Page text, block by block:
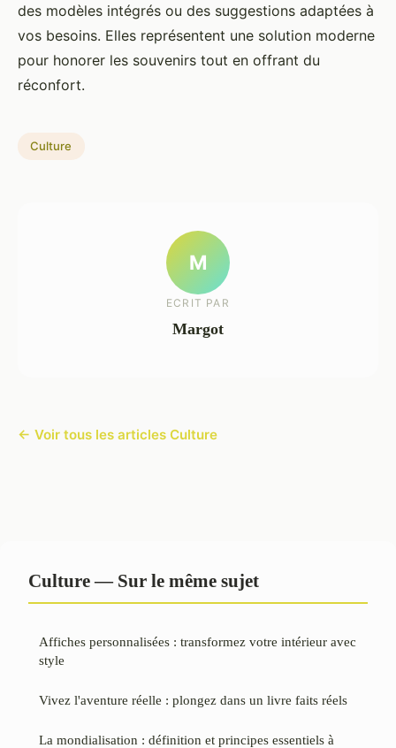
des modèles intégrés ou des suggestions adaptées à
vos besoins. Elles représentent une solution moderne
pour honorer les souvenirs tout en offrant du
réconfort.
Culture
M
ECRIT PAR
Margot
← Voir tous les articles Culture
Culture — Sur le même sujet
Affiches personnalisées : transformez votre intérieur avec
style
Vivez l'aventure réelle : plongez dans un livre faits réels
La mondialisation : définition et principes essentiels à